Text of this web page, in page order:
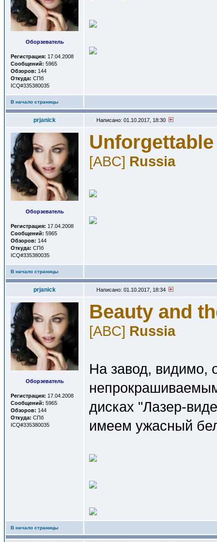
Оборзеватель
Регистрация: 17.04.2008
Сообщений: 5965
Обзоров: 144
Откуда: СПб
ICQ#335380035
В начало страницы
prjanick Написано: 01.10.2017, 18:30
Оборзеватель
Регистрация: 17.04.2008
Сообщений: 5965
Обзоров: 144
Откуда: СПб
ICQ#335380035
Unforgettable
[ABC] Russia
В начало страницы
prjanick Написано: 01.10.2017, 18:34
Оборзеватель
Регистрация: 17.04.2008
Сообщений: 5965
Обзоров: 144
Откуда: СПб
ICQ#335380035
Beauty and
[ABC] Russia
На завод, видимо,
дисках "Лазер-
имеем ужасный
В начало страницы